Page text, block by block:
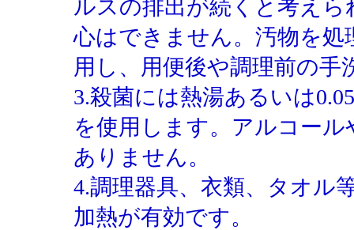
ルスの排出が続くと考え
心はできません。汚物を
用し、用便後や調理前の
3.殺菌には熱湯あるいは
を使用します。アルコー
ありません。
4.調理器具、衣類、タオル
加熱が有効です。